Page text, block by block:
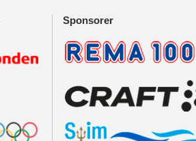
Sponsorer